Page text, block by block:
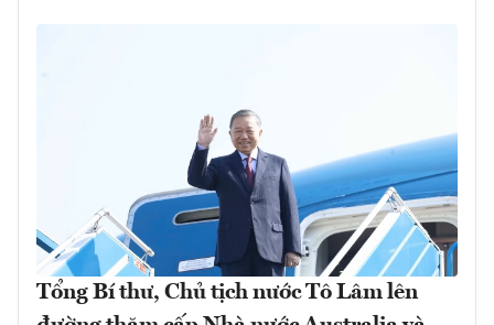
Tổng Bí thư, Chủ tịch nước Tô Lâm lên